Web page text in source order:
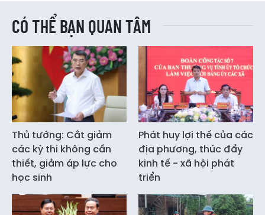
CÓ THỂ BẠN QUAN TÂM
Thủ tướng: Cắt giảm
các kỳ thi không cần
thiết, giảm áp lực cho
học sinh
Phát huy lợi thế của các
địa phương, thúc đẩy
kinh tế - xã hội phát
triển